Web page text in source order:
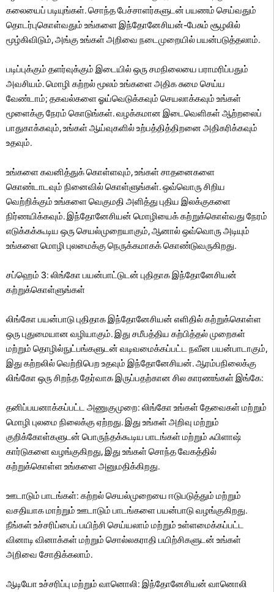
கலையைப் படியுங்கள். சொந்த பேச்சாளர்களுடன் பயணம் செய்வதும்
தொடர்புகொள்வதும் உங்களை இந்தோனேசியன்-பேசும் சூழலில்
மூழ்கிவிடும், அங்கு உங்கள் அறிவை நடைமுறையில் பயன்படுத்தலாம்.
படிப்புக்கும் தளர்வுக்கும் இடையில் ஒரு சமநிலையை பராமரிப்பதும்
அவசியம். மொழி கற்றல் மூலம் உங்களை அதிக சுமை செய்ய
வேண்டாம்; தகவல்களை ஓய்வெடுக்கவும் செயலாக்கவும் உங்கள்
மூளைக்கு நேரம் கொடுங்கள். வழக்கமான இடைவெளிகள் ஆற்றலைப்
பாதுகாக்கவும், உங்கள் ஆய்வுகளில் உற்பத்தித்திறனை அதிகரிக்கவும்
உதவும்.
உங்களை கவனித்துக் கொள்ளவும், உங்கள் சாதனைகளை
கொண்டாடவும் நினைவில் கொள்ளுங்கள். ஒவ்வொரு சிறிய
வெற்றிக்கும் உங்களை வெகுமதி அளித்து புதிய இலக்குகளை
நிர்ணயிக்கவும். இந்தோனேசியன் மொழியைக் கற்றுக்கொள்வது நேரம்
எடுக்கக்கூடிய ஒரு செயல்முறையாகும், ஆனால் ஒவ்வொரு அடியும்
உங்களை மொழி புலமைக்கு நெருக்கமாகக் கொண்டுவருகிறது.
சப்ஹெம் 3: லிங்கோ பயன்பாட்டுடன் புதிதாக இந்தோனேசியன்
கற்றுக்கொள்ளுங்கள்
லிங்கோ பயன்பாடு புதிதாக இந்தோனேசியன் எளிதில் கற்றுக்கொள்ள
ஒரு புதுமையான வழியாகும். இது சமீபத்திய கற்பித்தல் முறைகள்
மற்றும் தொழில்நுட்பங்களுடன் வடிவமைக்கப்பட்ட நவீன பயன்பாடாகும்,
இது கற்றலில் வெற்றிபெற உதவும் இந்தோனேசியன். ஆரம்பநிலைக்கு
லிங்கோ ஒரு சிறந்த தேர்வாக இருப்பதற்கான சில காரணங்கள் இங்கே:
தனிப்பயனாக்கப்பட்ட அணுகுமுறை: லிங்கோ உங்கள் தேவைகள் மற்றும்
மொழி புலமை நிலைக்கு ஏற்றது. இது உங்கள் அறிவு மற்றும்
குறிக்கோள்களுடன் பொருந்தக்கூடிய பாடங்கள் மற்றும் ஃபிளாஷ்
கார்டுகளை வழங்குகிறது, இது உங்கள் சொந்த வேகத்தில்
கற்றுக்கொள்ள உங்களை அனுமதிக்கிறது.
ஊடாடும் பாடங்கள்: கற்றல் செயல்முறையை ஈடுபடுத்தும் மற்றும்
வசதியாக மாற்றும் ஊடாடும் பாடங்களை பயன்பாடு வழங்குகிறது.
நீங்கள் உச்சரிப்பைப் பயிற்சி செய்யலாம் மற்றும் உள்ளமைக்கப்பட்ட
வினாடி வினாக்கள் மற்றும் சொல்லகராதி பயிற்சிகளுடன் உங்கள்
அறிவை சோதிக்கலாம்.
ஆடியோ உச்சரிப்பு மற்றும் வானொலி: இந்தோனேசியன் வானொலி